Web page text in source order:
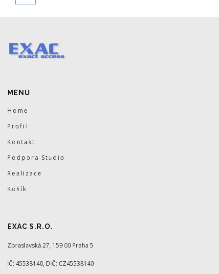
MENU
Home
Profil
Kontakt
Podpora Studio
Realizace
Košík
EXAC S.R.O.
Zbraslavská 27, 159 00 Praha 5
IČ: 45538140, DIČ: CZ45538140